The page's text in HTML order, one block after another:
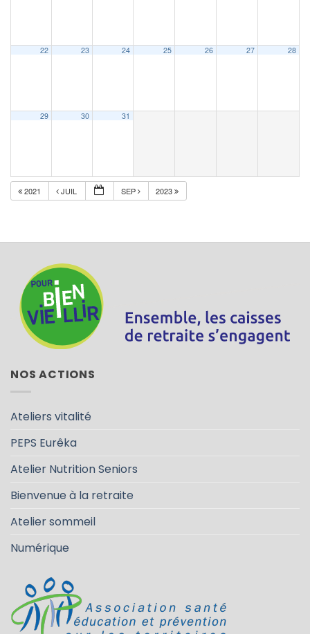
22 23 24 25 26 27 28
29 30 31
2021 JUIL SEP 2023
NOS ACTIONS
Ateliers vitalité
PEPS Eurêka
Atelier Nutrition Seniors
Bienvenue à la retraite
Atelier sommeil
Numérique